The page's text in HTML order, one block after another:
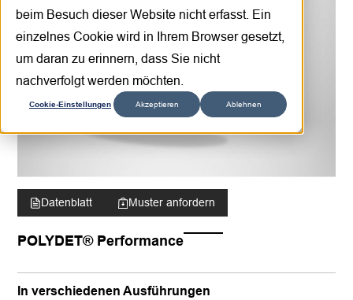
beim Besuch dieser Website nicht erfasst. Ein
einzelnes Cookie wird in Ihrem Browser gesetzt,
um daran zu erinnern, dass Sie nicht
nachverfolgt werden möchten.
Cookie-Einstellungen Akzeptieren Ablehnen
Datenblatt Muster anfordern
POLYDET® Performance
In verschiedenen Ausführungen